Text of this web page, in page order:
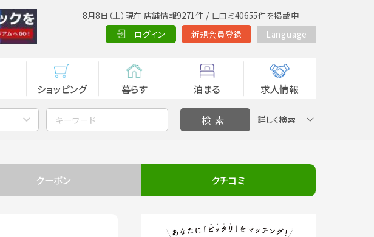
8月8日（土）現在 店舗情報9271件 / 口コミ40655件を掲載中
ログイン
新規会員登録 Language
ショッピング 暮らす 泊まる 求人情報
詳しく検索
クーポン クチコミ